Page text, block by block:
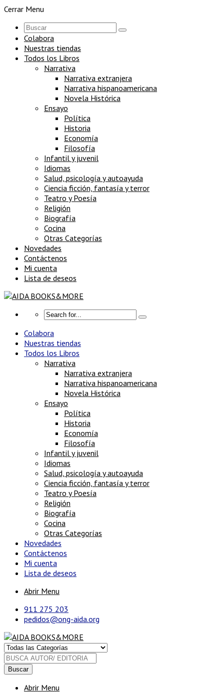
Cerrar Menu
Colabora
Nuestras tiendas
Todos los Libros
Narrativa
Narrativa extranjera
Narrativa hispanoamericana
Novela Histórica
Ensayo
Política
Historia
Economía
Filosofía
Infantil y juvenil
Idiomas
Salud, psicología y autoayuda
Ciencia ficción, fantasía y terror
Teatro y Poesía
Religión
Biografía
Cocina
Otras Categorías
Novedades
Contáctenos
Mi cuenta
Lista de deseos
Colabora
Nuestras tiendas
Todos los Libros
Narrativa
Narrativa extranjera
Narrativa hispanoamericana
Novela Histórica
Ensayo
Política
Historia
Economía
Filosofía
Infantil y juvenil
Idiomas
Salud, psicología y autoayuda
Ciencia ficción, fantasía y terror
Teatro y Poesía
Religión
Biografía
Cocina
Otras Categorías
Novedades
Contáctenos
Mi cuenta
Lista de deseos
Abrir Menu
911 275 203
pedidos@ong-aida.org
Buscar
Abrir Menu